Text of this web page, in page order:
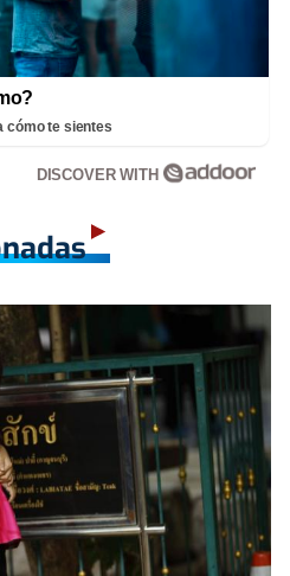
cómo te sientes
DISCOVER WITH